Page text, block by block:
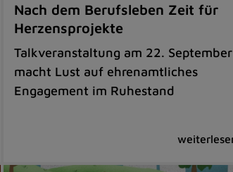
Nach dem Berufsleben Zeit für
Herzensprojekte
Talkveranstaltung am 22. September
macht Lust auf ehrenamtliches
Engagement im Ruhestand